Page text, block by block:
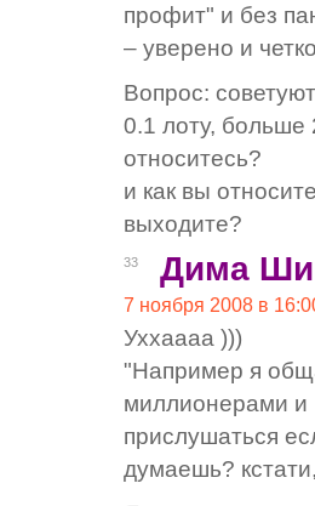
профит" и без
– уверено и
Вопрос:
0.1 лоту, больше
относитесь?
и как вы
выходите?
33 Дима
7 ноября 2008 в
Уххаааа )))
"Например я
миллионерами и
прислушаться
думаешь?